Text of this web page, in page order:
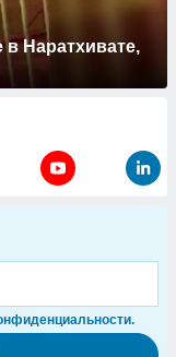
Наратхивате,